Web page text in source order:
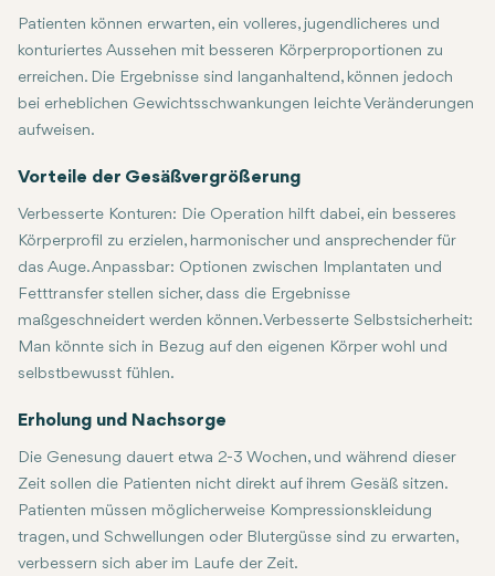
Patienten können erwarten, ein volleres, jugendlicheres und
konturiertes Aussehen mit besseren Körperproportionen zu
erreichen. Die Ergebnisse sind langanhaltend, können jedoch
bei erheblichen Gewichtsschwankungen leichte Veränderungen
aufweisen.
Vorteile der Gesäßvergrößerung
Verbesserte Konturen: Die Operation hilft dabei, ein besseres
Körperprofil zu erzielen, harmonischer und ansprechender für
das Auge. Anpassbar: Optionen zwischen Implantaten und
Fetttransfer stellen sicher, dass die Ergebnisse
maßgeschneidert werden können. Verbesserte Selbstsicherheit:
Man könnte sich in Bezug auf den eigenen Körper wohl und
selbstbewusst fühlen.
Erholung und Nachsorge
Die Genesung dauert etwa 2-3 Wochen, und während dieser
Zeit sollen die Patienten nicht direkt auf ihrem Gesäß sitzen.
Patienten müssen möglicherweise Kompressionskleidung
tragen, und Schwellungen oder Blutergüsse sind zu erwarten,
verbessern sich aber im Laufe der Zeit.